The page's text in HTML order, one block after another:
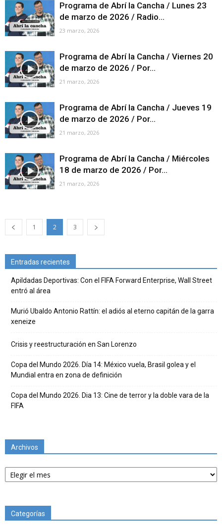
Programa de Abrí la Cancha / Lunes 23
de marzo de 2026 / Radio...
23 marzo, 2026
Programa de Abrí la Cancha / Viernes 20
de marzo de 2026 / Por...
21 marzo, 2026
Programa de Abrí la Cancha / Jueves 19
de marzo de 2026 / Por...
21 marzo, 2026
Programa de Abrí la Cancha / Miércoles
18 de marzo de 2026 / Por...
21 marzo, 2026
1 2 3
Entradas recientes
Apildadas Deportivas: Con el FIFA Forward Enterprise, Wall Street
entró al área
Murió Ubaldo Antonio Rattín: el adiós al eterno capitán de la garra
xeneize
Crisis y reestructuración en San Lorenzo
Copa del Mundo 2026. Día 14: México vuela, Brasil golea y el
Mundial entra en zona de definición
Copa del Mundo 2026. Dia 13: Cine de terror y la doble vara de la
FIFA
Archivos
Archivos
Categorías